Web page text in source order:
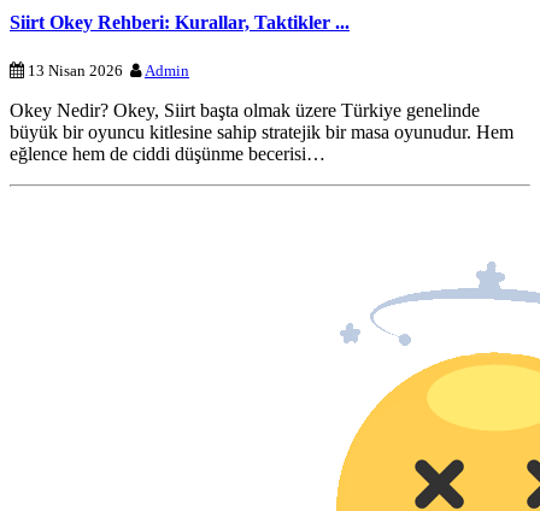
Siirt Okey Rehberi: Kurallar, Taktikler ...
13 Nisan 2026 Admin
Okey Nedir? Okey, Siirt başta olmak üzere Türkiye genelinde
büyük bir oyuncu kitlesine sahip stratejik bir masa oyunudur. Hem
eğlence hem de ciddi düşünme becerisi…